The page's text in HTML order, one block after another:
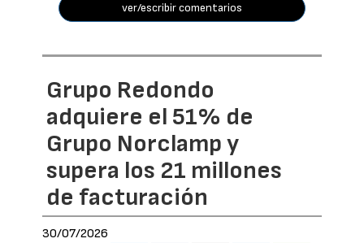
ver/escribir comentarios
Grupo Redondo
adquiere el 51% de
Grupo Norclamp y
supera los 21 millones
de facturación
30/07/2026